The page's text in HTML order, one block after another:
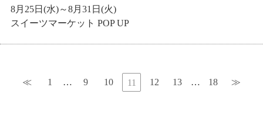
8月25日(水)～8月31日(火)
スイーツマーケット POP UP
≪ 1 … 9 10 11 12 13 … 18 ≫